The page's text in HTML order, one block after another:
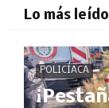
Lo más
POLICÍACA